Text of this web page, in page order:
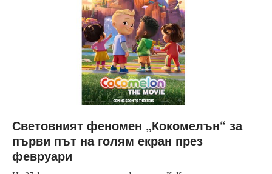
Световният феномен „Кокомелън“ за
първи път на голям екран през
февруари